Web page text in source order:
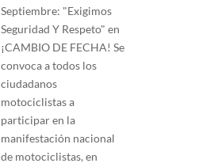
Septiembre: "Exigimos
Seguridad Y Respeto" en
¡CAMBIO DE FECHA! Se
convoca a todos los
ciudadanos
motociclistas a
participar en la
manifestación nacional
de motociclistas, en